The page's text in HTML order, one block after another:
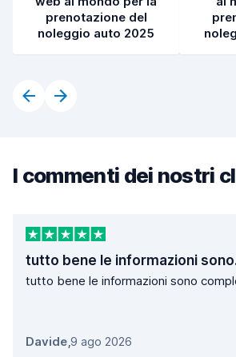
prenotazione del
noleggio auto 2025
I commenti dei nostri
tutto bene le informazioni
tutto bene le informazioni sono
Davide,9 ago 2026